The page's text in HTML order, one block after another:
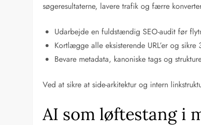
søgeresultaterne, lavere trafik og færre
Udarbejde en fuldstændig SEO-audit før
Kortlægge alle eksisterende URL’er og sikre
Bevare metadata, kanoniske tags og
Ved at sikre at side-arkitektur og intern
AI som løftestang i